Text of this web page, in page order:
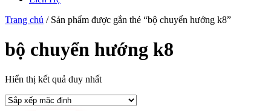
Trang chủ / Sản phẩm được gắn thẻ “bộ chuyển hướng k8”
bộ chuyển hướng k8
Hiển thị kết quả duy nhất